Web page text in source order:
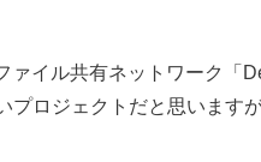
ァイル共有ネットワーク「
プロジェクトだと思います